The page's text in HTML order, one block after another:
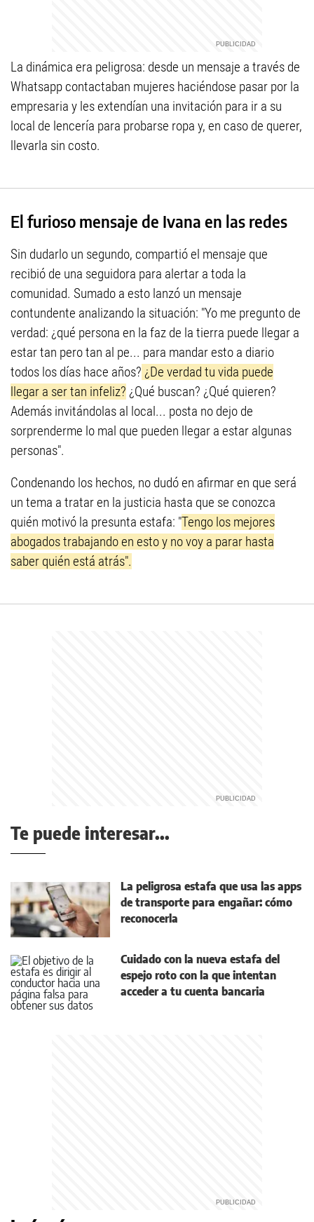
La dinámica era peligrosa: desde un mensaje a través de
Whatsapp contactaban mujeres haciéndose pasar por la
empresaria y les extendían una invitación para ir a su
local de lencería para probarse ropa y, en caso de querer,
llevarla sin costo.
El furioso mensaje de Ivana en las redes
Sin dudarlo un segundo, compartió el mensaje que
recibió de una seguidora para alertar a toda la
comunidad. Sumado a esto lanzó un mensaje
contundente analizando la situación: "Yo me pregunto de
verdad: ¿qué persona en la faz de la tierra puede llegar a
estar tan pero tan al pe... para mandar esto a diario
todos los días hace años? ¿De verdad tu vida puede
llegar a ser tan infeliz? ¿Qué buscan? ¿Qué quieren?
Además invitándolas al local... posta no dejo de
sorprenderme lo mal que pueden llegar a estar algunas
personas".
Condenando los hechos, no dudó en afirmar en que será
un tema a tratar en la justicia hasta que se conozca
quién motivó la presunta estafa: "Tengo los mejores
abogados trabajando en esto y no voy a parar hasta
saber quién está atrás".
Te puede interesar...
La peligrosa estafa que usa las apps
de transporte para engañar: cómo
reconocerla
Cuidado con la nueva estafa del
espejo roto con la que intentan
acceder a tu cuenta bancaria